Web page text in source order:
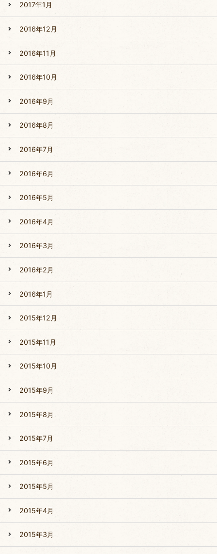
2017年1月
2016年12月
2016年11月
2016年10月
2016年9月
2016年8月
2016年7月
2016年6月
2016年5月
2016年4月
2016年3月
2016年2月
2016年1月
2015年12月
2015年11月
2015年10月
2015年9月
2015年8月
2015年7月
2015年6月
2015年5月
2015年4月
2015年3月